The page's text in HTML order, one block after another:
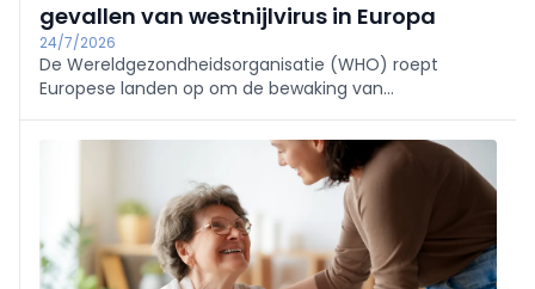
gevallen van westnijlvirus in Europa
24/7/2026
De Wereldgezondheidsorganisatie (WHO) roept
Europese landen op om de bewaking van
beter voor te lichten over beschermende